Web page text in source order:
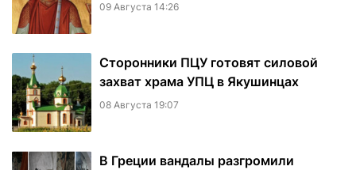
09 Августа 14:26
Сторонники ПЦУ готовят силовой
захват храма УПЦ в Якушинцах
08 Августа 19:07
В Греции вандалы разгромили